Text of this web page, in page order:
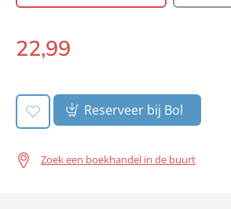
Verschijningsdatum:
20-01-2027
Paperback:
22,99
Reserveer bij Bol
Zoek een boekhandel in de buurt